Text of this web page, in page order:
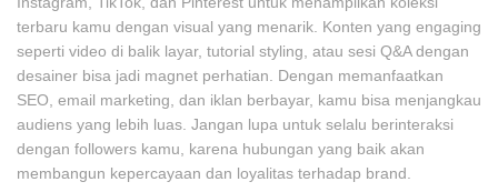
terbaru kamu dengan visual yang menarik. Konten yang engaging
seperti video di balik layar, tutorial styling, atau sesi Q&A dengan
desainer bisa jadi magnet perhatian. Dengan memanfaatkan
SEO, email marketing, dan iklan berbayar, kamu bisa menjangkau
audiens yang lebih luas. Jangan lupa untuk selalu berinteraksi
dengan followers kamu, karena hubungan yang baik akan
membangun kepercayaan dan loyalitas terhadap brand.